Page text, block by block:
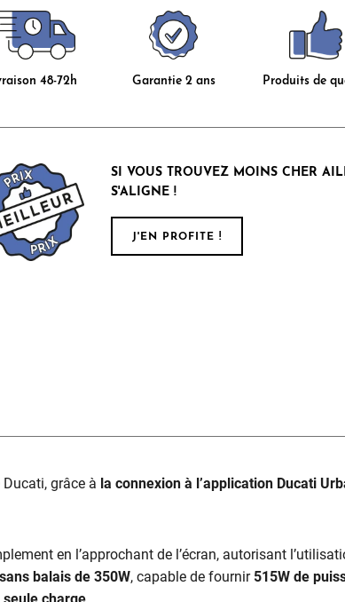
48-72h Garantie 2 ans Produits de
SI VOUS TROUVEZ MOINS CHER
S'ALIGNE !
J'EN PROFITE !
grâce à la connexion à l’application Ducati
en l’approchant de l’écran, autorisant
balais de 350W, capable de fournir 515W de
seule charge.